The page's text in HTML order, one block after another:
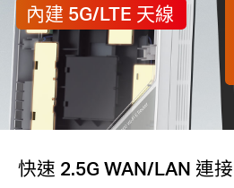
內建 5G/LTE 天線
快速 2.5G WAN/LAN 連接